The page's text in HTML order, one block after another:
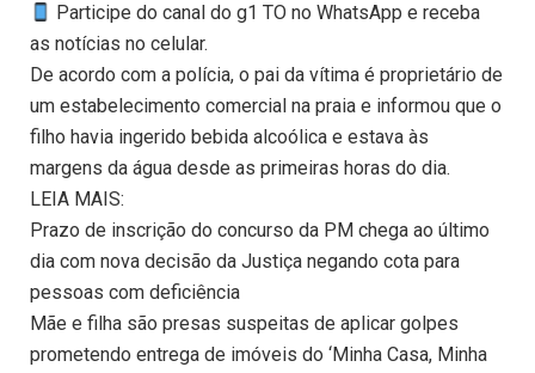
Participe do canal do g1 TO no WhatsApp e receba
as notícias no celular.
De acordo com a polícia, o pai da vítima é proprietário de
um estabelecimento comercial na praia e informou que o
filho havia ingerido bebida alcoólica e estava às
margens da água desde as primeiras horas do dia.
LEIA MAIS:
Prazo de inscrição do concurso da PM chega ao último
dia com nova decisão da Justiça negando cota para
pessoas com deficiência
Mãe e filha são presas suspeitas de aplicar golpes
prometendo entrega de imóveis do ‘Minha Casa, Minha